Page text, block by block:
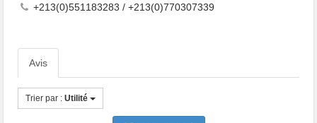
+213(0)551183283 / +213(0)770307339
Avis
Trier par :Utilité